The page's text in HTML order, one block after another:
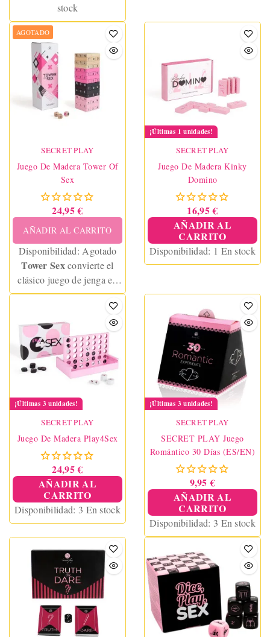
stock
AGOTADO
SECRET PLAY
Juego De Madera Tower Of
Sex
24,95 €
AÑADIR AL CARRITO
Disponibilidad: Agotado
Tower Sexconvierte el
clásico juego de jenga en
una experiencia erótica
divertida y atrevida para
parejas. Desafíos
sensuales, castigos picantes
y dos modos de juego para
romper la rutina y encender
la pasión.
¡Últimas 1 unidades!
SECRET PLAY
Juego De Madera Kinky
Domino
16,95 €
AÑADIR AL
CARRITO
Disponibilidad: 1 En stock
¡Últimas 3 unidades!
SECRET PLAY
Juego De Madera Play4Sex
24,95 €
AÑADIR AL
CARRITO
Disponibilidad: 3 En stock
¡Últimas 3 unidades!
SECRET PLAY
SECRET PLAY Juego
Romántico 30 Días (ES/EN)
9,95 €
AÑADIR AL
CARRITO
Disponibilidad: 3 En stock